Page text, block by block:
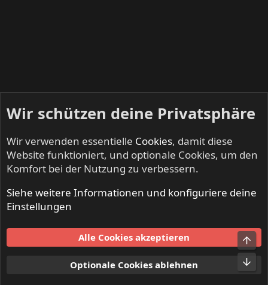
Startseite
Nutzungsbedingungen
Datenschutz
S
Wir schützen deine Privatsphäre
Wir verwenden essentielle Cookies, damit diese
Website funktioniert, und optionale Cookies, um den
Komfort bei der Nutzung zu verbessern.
Siehe weitere Informationen und konfiguriere deine
Einstellungen
Alle Cookies akzeptieren
Optionale Cookies ablehnen